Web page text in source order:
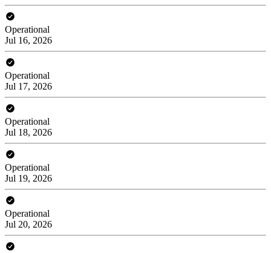
Operational
Jul 16, 2026
Operational
Jul 17, 2026
Operational
Jul 18, 2026
Operational
Jul 19, 2026
Operational
Jul 20, 2026